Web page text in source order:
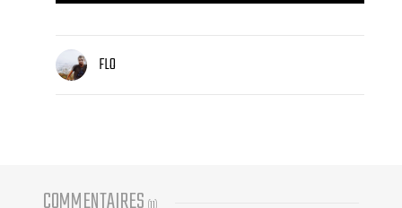
FLO